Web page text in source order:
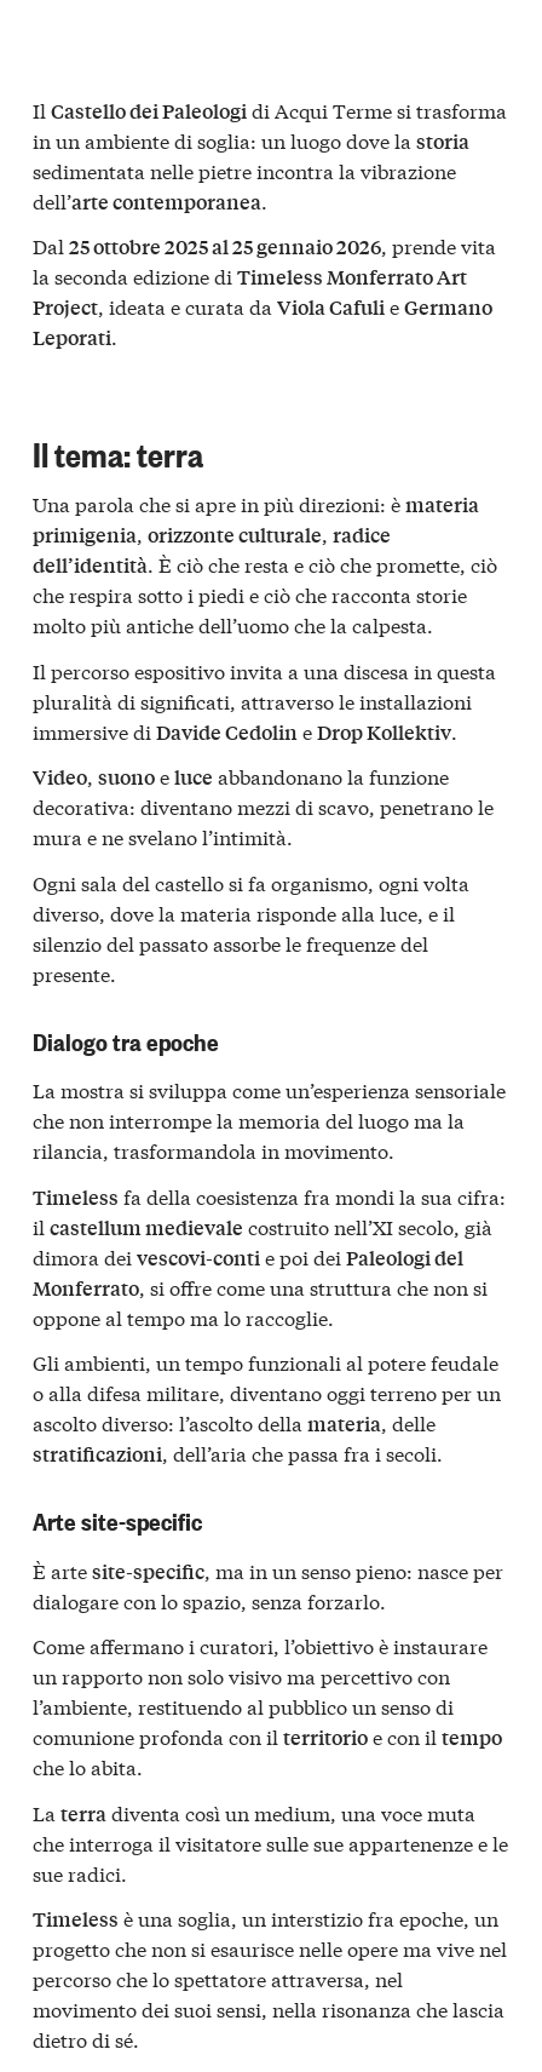
Il Castello dei Paleologidi Acqui Terme si trasforma
in un ambiente di soglia: un luogo dove la storia
sedimentata nelle pietre incontra la vibrazione
dell’arte contemporanea.
Dal 25 ottobre 2025 al 25 gennaio 2026, prende vita
la seconda edizione di Timeless Monferrato Art
Project, ideata e curata da Viola CafulieGermano
Leporati.
Il tema: terra
Una parola che si apre in più direzioni: èmateria
primigenia, orizzonte culturale, radice
dell’identità. È ciò che resta e ciò che promette, ciò
che respira sotto i piedi e ciò che racconta storie
molto più antiche dell’uomo che la calpesta.
Il percorso espositivo invita a una discesa in questa
pluralità di significati, attraverso le installazioni
immersive di Davide CedolineDrop Kollektiv.
Video, suonoeluce abbandonano la funzione
decorativa: diventano mezzi di scavo, penetrano le
mura e ne svelano l’intimità.
Ogni sala del castello si fa organismo, ogni volta
diverso, dove la materia risponde alla luce, e il
silenzio del passato assorbe le frequenze del
presente.
Dialogo tra epoche
La mostra si sviluppa come un’esperienza sensoriale
che non interrompe la memoria del luogo ma la
rilancia, trasformandola in movimento.
Timeless fa della coesistenza fra mondi la sua cifra:
il castellum medievale costruito nell’XI secolo, già
dimora dei vescovi-contie poi dei Paleologi del
Monferrato, si offre come una struttura che non si
oppone al tempo ma lo raccoglie.
Gli ambienti, un tempo funzionali al potere feudale
o alla difesa militare, diventano oggi terreno per un
ascolto diverso: l’ascolto della materia, delle
stratificazioni, dell’aria che passa fra i secoli.
Arte site-specific
È artesite-specific , ma in un senso pieno: nasce per
dialogare con lo spazio, senza forzarlo.
Come affermano i curatori, l’obiettivo è instaurare
un rapporto non solo visivo ma percettivo con
l’ambiente, restituendo al pubblico un senso di
comunione profonda con il territorioe con il tempo
che lo abita.
La terradiventa così un medium, una voce muta
che interroga il visitatore sulle sue appartenenze e le
sue radici.
Timeless è una soglia, un interstizio fra epoche, un
progetto che non si esaurisce nelle opere ma vive nel
percorso che lo spettatore attraversa, nel
movimento dei suoi sensi, nella risonanza che lascia
dietro di sé.